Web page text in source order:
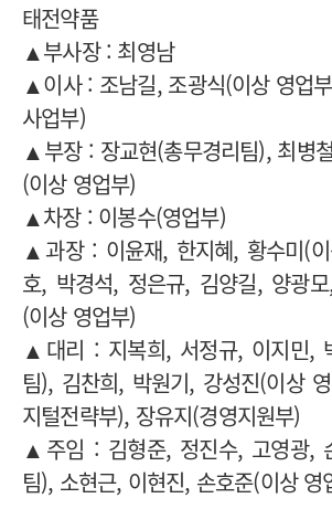
태전약품
▲부사장 : 최영남
▲이사 : 조남길, 조광식(이상 영업
사업부)
▲부장 : 장교현(총무경리팀), 최병
(이상 영업부)
▲차장 : 이봉수(영업부)
▲과장 : 이윤재, 한지혜, 황수미(
호, 박경석, 정은규, 김양길, 양광
(이상 영업부)
▲대리 : 지복희, 서정규, 이지민,
팀), 김찬희, 박원기, 강성진(이상
지털전략부), 장유지(경영지원부)
▲주임 : 김형준, 정진수, 고영광,
팀), 소현근, 이현진, 손호준(이상 영